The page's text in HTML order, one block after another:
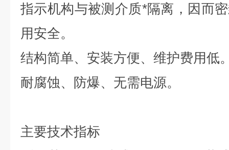
指示机构与被测介质*隔离，因而
用安全。
结构简单、安装方便、维护费用低
耐腐蚀、防爆、无需电源。
主要技术指标